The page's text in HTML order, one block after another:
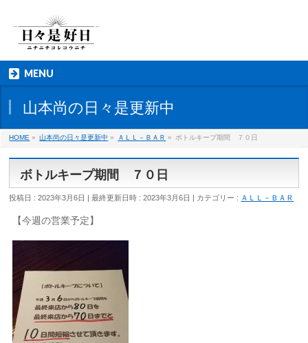
MENU
山本尚の日々是更新中
HOME » 山本尚の日々是更新中 » ＡＬＬ－ＢＡＲ » ボトルキープ期間 ７０日
ボトルキープ期間 ７０日
投稿日 : 2023年3月6日 最終更新日時 : 2023年3月6日 カテゴリー : ＡＬＬ－ＢＡＲ
【今週の営業予定】